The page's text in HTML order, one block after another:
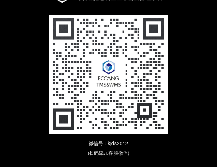
微信号：kjds2012
(扫码添加客服微信)